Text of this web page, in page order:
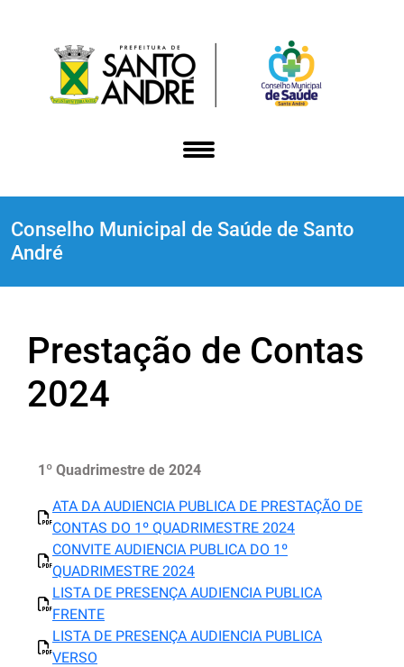
Conselho Municipal de Saúde de Santo
André
Prestação de Contas
2024
1º Quadrimestre de 2024
ATA DA AUDIENCIA PUBLICA DE PRESTAÇÃO DE
CONTAS DO 1º QUADRIMESTRE 2024
CONVITE AUDIENCIA PUBLICA DO 1º
QUADRIMESTRE 2024
LISTA DE PRESENÇA AUDIENCIA PUBLICA
FRENTE
LISTA DE PRESENÇA AUDIENCIA PUBLICA
VERSO